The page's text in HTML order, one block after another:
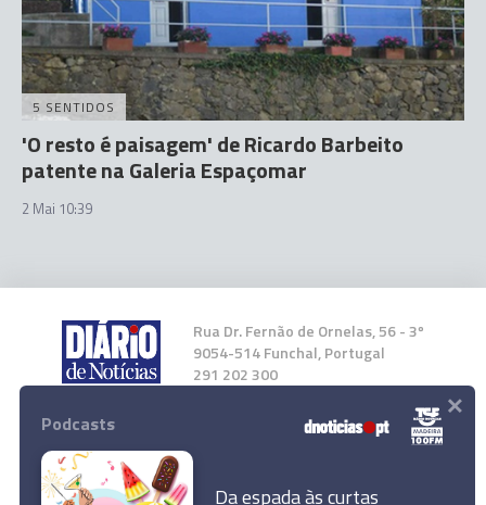
5 SENTIDOS
'O resto é paisagem' de Ricardo Barbeito
patente na Galeria Espaçomar
2 Mai 10:39
Rua Dr. Fernão de Ornelas, 56 - 3º
9054-514 Funchal, Portugal
291 202 300
Instale a nossa App
Podcasts
Da espada às curtas
×